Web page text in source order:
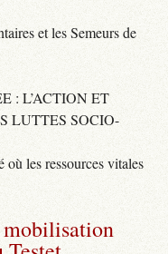
et les Semeurs de
: L’ACTION ET
LUTTES SOCIO-
les ressources vitales
mobilisation